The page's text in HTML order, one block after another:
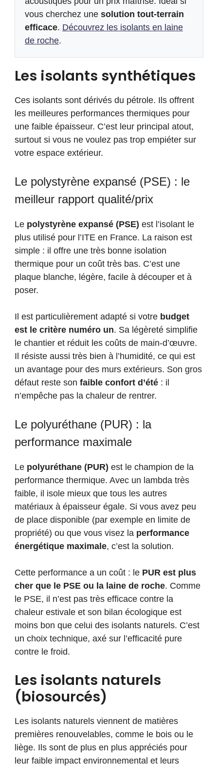
vous cherchez une solution tout-terrain
efficace. Découvrez les isolants en laine
de roche.
Les isolants synthétiques
Ces isolants sont dérivés du pétrole. Ils offrent
les meilleures performances thermiques pour
une faible épaisseur. C’est leur principal atout,
surtout si vous ne voulez pas trop empiéter sur
votre espace extérieur.
Le polystyrène expansé (PSE) : le
meilleur rapport qualité/prix
Le polystyrène expansé (PSE) est l’isolant le
plus utilisé pour l’ITE en France. La raison est
simple : il offre une très bonne isolation
thermique pour un coût très bas. C’est une
plaque blanche, légère, facile à découper et à
poser.
Il est particulièrement adapté si votre budget
est le critère numéro un. Sa légèreté simplifie
le chantier et réduit les coûts de main-d’œuvre.
Il résiste aussi très bien à l’humidité, ce qui est
un avantage pour des murs extérieurs. Son gros
défaut reste son faible confort d’été : il
n’empêche pas la chaleur de rentrer.
Le polyuréthane (PUR) : la
performance maximale
Le polyuréthane (PUR) est le champion de la
performance thermique. Avec un lambda très
faible, il isole mieux que tous les autres
matériaux à épaisseur égale. Si vous avez peu
de place disponible (par exemple en limite de
propriété) ou que vous visez la performance
énergétique maximale, c’est la solution.
Cette performance a un coût : le PUR est plus
cher que le PSE ou la laine de roche. Comme
le PSE, il n’est pas très efficace contre la
chaleur estivale et son bilan écologique est
moins bon que celui des isolants naturels. C’est
un choix technique, axé sur l’efficacité pure
contre le froid.
Les isolants naturels
(biosourcés)
Les isolants naturels viennent de matières
premières renouvelables, comme le bois ou le
liège. Ils sont de plus en plus appréciés pour
leur faible impact environnemental et leurs